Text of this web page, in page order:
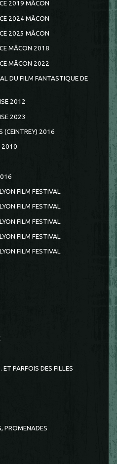
2019 MÂCON
2024 MÂCON
2025 MÂCON
MÂCON 2018
MÂCON 2022
DU FILM FANTASTIQUE DE
2012
2023
(CEINTREY) 2016
2010
FILM FESTIVAL
FILM FESTIVAL
FILM FESTIVAL
FILM FESTIVAL
FILM FESTIVAL
ET PARFOIS DES FILLES
PROMENADES